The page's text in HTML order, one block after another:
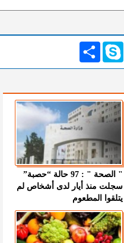
انشر Skype
" الصحة " : 97 حالة “حصبة”
سجلت منذ أيار لدى أشخاص لم
يتلقوا المطعوم